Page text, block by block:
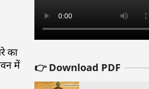
का
में
👉 Download PDF